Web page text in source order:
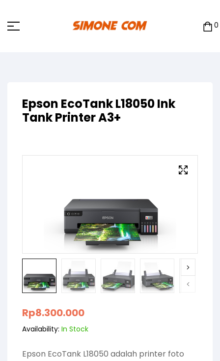
0
Epson EcoTank L18050 Ink
Tank Printer A3+
Rp8.300.000
Availability: In Stock
Epson EcoTank L18050 adalah printer foto